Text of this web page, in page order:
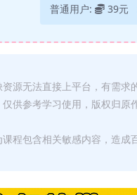
普通用户: 39元
源无法直接上平台，有需求
供参考学习使用，版权归
程包含相关敏感内容，造